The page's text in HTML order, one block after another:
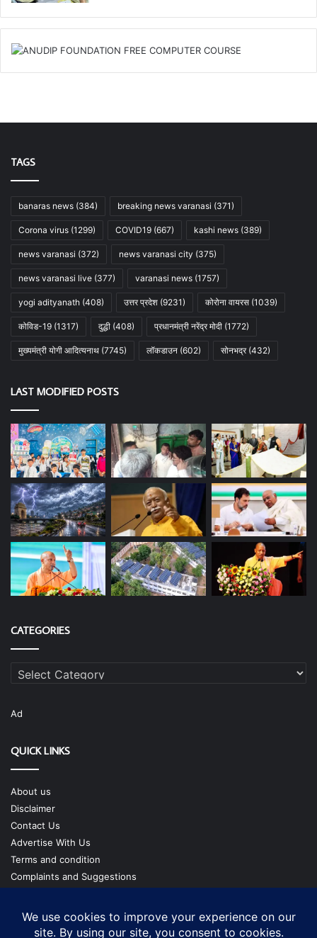
TAGS
banaras news (384) breaking news varanasi (371)
Corona virus (1299) COVID19 (667) kashi news (389)
news varanasi (372) news varanasi city (375)
news varanasi live (377) varanasi news (1757)
yogi adityanath (408) उत्तर प्रदेश (9231) कोरोना वायरस (1039)
कोविड-19 (1317) दुद्धी (408) प्रधानमंत्री नरेंद्र मोदी (1772)
मुख्यमंत्री योगी आदित्यनाथ (7745) लॉकडाउन (602) सोनभद्र(432)
LAST MODIFIED POSTS
CATEGORIES
Categories
Ad
QUICK LINKS
About us
Disclaimer
Contact Us
Advertise With Us
Terms and condition
Complaints and Suggestions
Our Team